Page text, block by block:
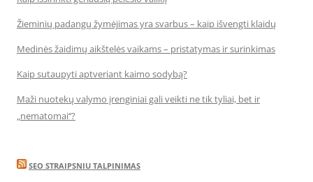
Žieminių padangų žymėjimas yra svarbus – kaip išvengti klaidų
Medinės žaidimų aikštelės vaikams – pristatymas ir surinkimas
Kaip sutaupyti aptveriant kaimo sodybą?
Maži nuotekų valymo įrenginiai gali veikti ne tik tyliai, bet ir
„nematomai‘‘?
SEO STRAIPSNIU TALPINIMAS